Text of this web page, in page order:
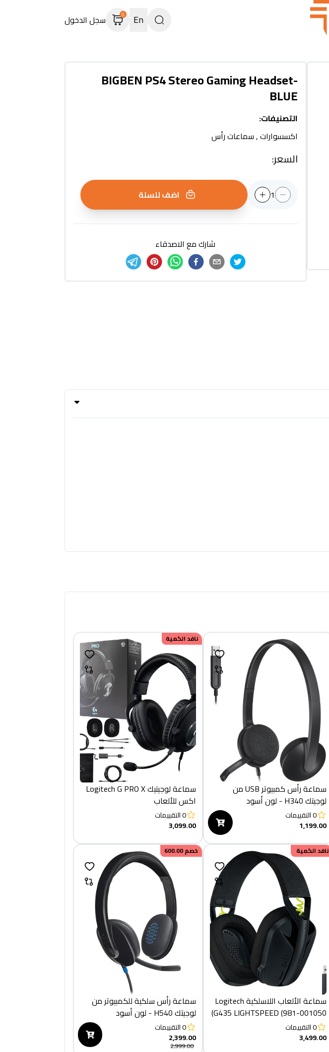
En
0 سجل الدخول
BIGBEN PS4 Stereo Gaming Headset-
BLUE
التصنيفات:
اكسسوارات,سماعات رأس
السعر:
1 اضف للسلة
شارك مع الاصدقاء
سماعة رأس كمبيوتر USB من
لوجيتك H340 - لون أسود
0التقييمات
1,199.00
نافد الكمية
سماعة لوجيتيك Logitech G PRO X
اكس للألعاب
0التقييمات
3,099.00
خصم500.00
نافد الكمية
سماعة الألعاب اللاسلكية Logitech
G435 LIGHTSPEED (981-001050)
0التقييمات
3,499.00
خصم600.00
سماعة رأس سلكية للكمبيوتر من
لوجيتك H540 - لون أسود
0التقييمات
2,399.00
2,999.00